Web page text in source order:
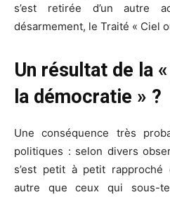
s’est retirée d’un autre
désarmement, le Traité « Ciel
Un résultat de la
la démocratie » ?
Une conséquence très
politiques : selon divers
s’est petit à petit rapproché
autre que ceux qui sous-